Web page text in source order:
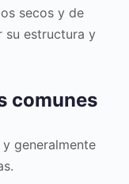
secos y de
su estructura y
comunes
generalmente